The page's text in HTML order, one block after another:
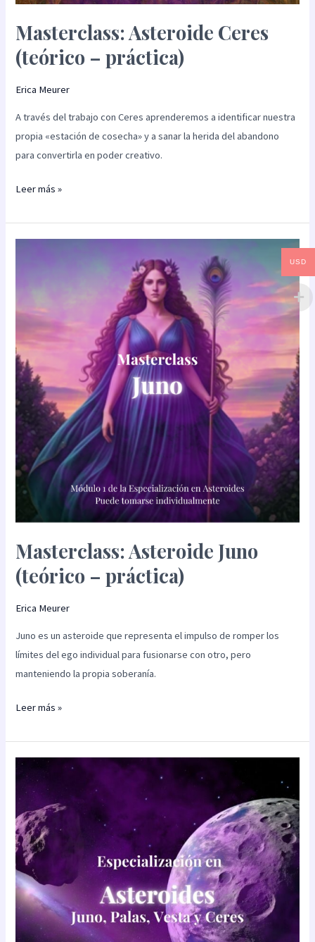
Masterclass: Asteroide Ceres
(teórico – práctica)
Erica Meurer
A través del trabajo con Ceres aprenderemos a identificar nuestra
propia «estación de cosecha» y a sanar la herida del abandono
para convertirla en poder creativo.
Leer más »
Masterclass: Asteroide Juno
(teórico – práctica)
Erica Meurer
Juno es un asteroide que representa el impulso de romper los
límites del ego individual para fusionarse con otro, pero
manteniendo la propia soberanía.
práctica)
Leer más »
Especialización
asteroides
USD